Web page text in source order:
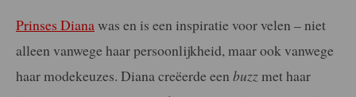
Prinses Diana was en is een inspiratie voor velen – niet
alleen vanwege haar persoonlijkheid, maar ook vanwege
haar modekeuzes. Diana creëerde een buzz met haar